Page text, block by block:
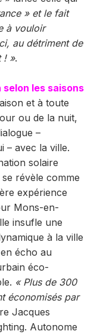
» et le fait
à vouloir
au détriment de
! ».
selon les saisons
et à toute
ou de la nuit,
–
– avec la ville.
solaire
révèle comme
expérience
Mons-en-
insufle une
à la ville
écho au
éco-
« Plus de 300
économisés par
Jacques
Autonome